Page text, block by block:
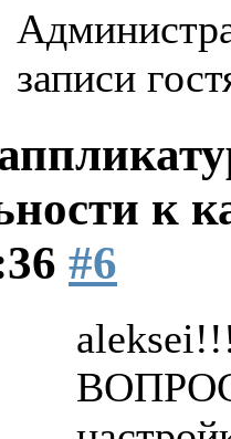
записи
к
#6